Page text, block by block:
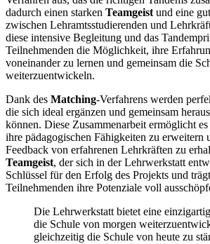
dadurch einen starken Teamgeist und eine
zwischen Lehramtsstudierenden und
diese intensive Begleitung und das
Teilnehmenden die Möglichkeit, ihre
voneinander zu lernen und gemeinsam die
weiterzuentwickeln.
Dank des Matching-Verfahrens werden
die sich ideal ergänzen und gemeinsam
können. Diese Zusammenarbeit ermöglicht
ihre pädagogischen Fähigkeiten zu erweitern
Feedback von erfahrenen Lehrkräften zu
Teamgeist, der sich in der Lehrwerkstatt
Schlüssel für den Erfolg des Projekts und
Teilnehmenden ihre Potenziale voll
Die Lehrwerkstatt bietet eine
die Schule von morgen
gleichzeitig die Schule von heute zu